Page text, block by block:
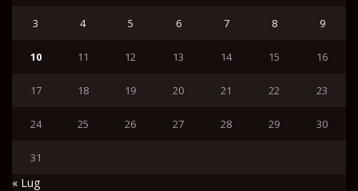
3 4 5 6 7 8 9
10 11 12 13 14 15 16
17 18 19 20 21 22 23
24 25 26 27 28 29 30
31
« Lug